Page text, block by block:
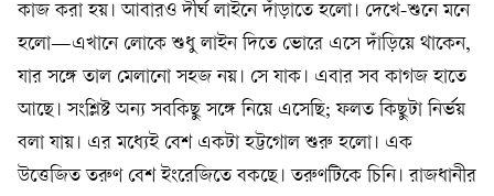
কাজ করা হয়। আবারও দীর্ঘ লাইনে দাঁড়াতে হলো। দেখে-শুনে মনে
হলো—এখানে লোকে শুধু লাইন দিতে ভোরে এসে দাঁড়িয়ে থাকেন,
যার সঙ্গে তাল মেলানো সহজ নয়। সে যাক। এবার সব কাগজ হাতে
আছে। সংশ্লিষ্ট অন্য সবকিছু সঙ্গে নিয়ে এসেছি; ফলত কিছুটা নির্ভয়
বলা যায়। এর মধ্যেই বেশ একটা হট্টগোল শুরু হলো। এক
উত্তেজিত তরুণ বেশ ইংরেজিতে বকছে। তরুণটিকে চিনি। রাজধানীর